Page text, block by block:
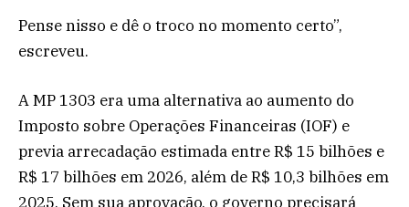
Pense nisso e dê o troco no momento certo”,
escreveu.
A MP 1303 era uma alternativa ao aumento do
Imposto sobre Operações Financeiras (IOF) e
previa arrecadação estimada entre R$ 15 bilhões e
R$ 17 bilhões em 2026, além de R$ 10,3 bilhões em
2025. Sem sua aprovação, o governo precisará